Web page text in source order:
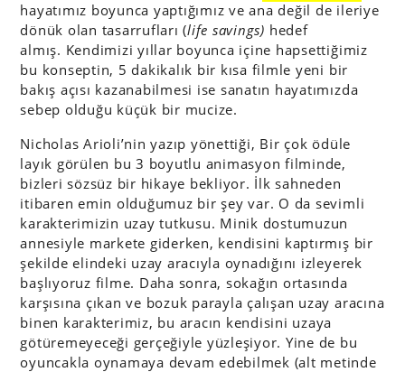
hayatımız boyunca yaptığımız ve ana değil de ileriye
dönük olan tasarrufları (life savings) hedef
almış. Kendimizi yıllar boyunca içine hapsettiğimiz
bu konseptin, 5 dakikalık bir kısa filmle yeni bir
bakış açısı kazanabilmesi ise sanatın hayatımızda
sebep olduğu küçük bir mucize.
Nicholas Arioli’nin yazıp yönettiği, Bir çok ödüle
layık görülen bu 3 boyutlu animasyon filminde,
bizleri sözsüz bir hikaye bekliyor. İlk sahneden
itibaren emin olduğumuz bir şey var. O da sevimli
karakterimizin uzay tutkusu. Minik dostumuzun
annesiyle markete giderken, kendisini kaptırmış bir
şekilde elindeki uzay aracıyla oynadığını izleyerek
başlıyoruz filme. Daha sonra, sokağın ortasında
karşısına çıkan ve bozuk parayla çalışan uzay aracına
binen karakterimiz, bu aracın kendisini uzaya
götüremeyeceği gerçeğiyle yüzleşiyor. Yine de bu
oyuncakla oynamaya devam edebilmek (alt metinde